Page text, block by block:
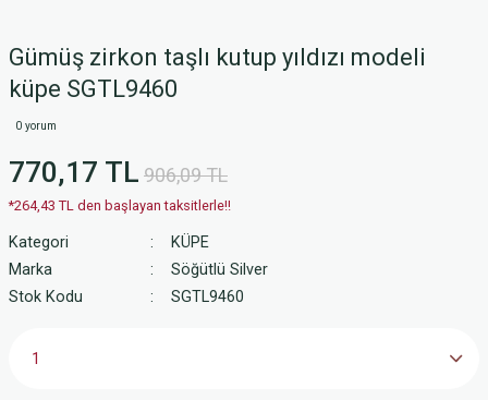
Gümüş zirkon taşlı kutup yıldızı modeli
küpe SGTL9460
0 yorum
770,17 TL 906,09 TL
*264,43 TL den başlayan taksitlerle!!
Kategori
KÜPE
Marka
Söğütlü Silver
Stok Kodu
SGTL9460